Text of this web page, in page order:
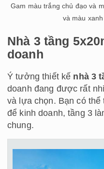
Gam màu trắng chủ đạo và
và màu
Nhà 3 tầng
doanh
Ý tưởng thiết kế nhà 3
doanh đang được rất
và lựa chọn. Bạn có thể
để kinh doanh, tầng 3
chung.